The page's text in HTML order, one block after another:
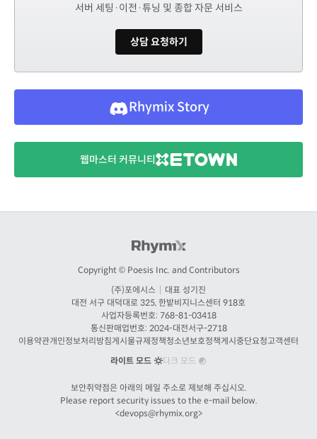
서버 세팅·이전·튜닝 및 종합 자문 서비스
상담 요청하기
Rhymix Story
웹마스터 커뮤니티
Copyright © Poesis Inc. and Contributors
(주)포에시스
대표 성기진
대전 서구 대덕대로 325, 한밭비지니스센터 918호
사업자등록번호: 768-81-03418
통신판매업번호: 2024-대전서구-2718
이용약관개인정보처리방침게시물규제정책청소년보호정책게시중단요청고객센터
라이트 모드
다크 모드
보안취약점은 아래의 메일 주소로 제보해 주십시오.
Please report security issues to the e-mail below.
<devops@rhymix.org>